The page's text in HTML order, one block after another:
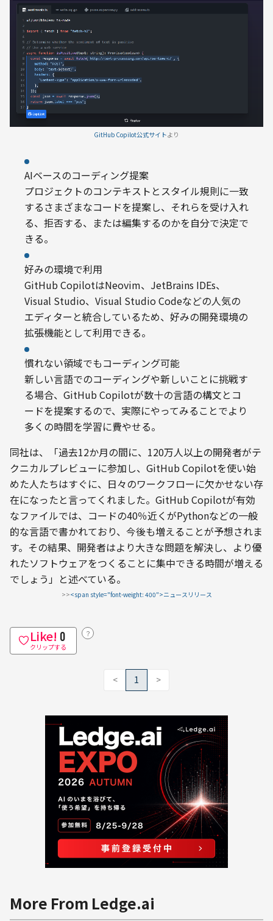
GitHub Copilot公式サイトより
AIベースのコーディング提案
プロジェクトのコンテキストとスタイル規則に一致
するさまざまなコードを提案し、それらを受け入れ
る、拒否する、または編集するのかを自分で決定で
きる。
好みの環境で利用
GitHub CopilotはNeovim、JetBrains IDEs、
Visual Studio、Visual Studio Codeなどの人気の
エディターと統合しているため、好みの開発環境の
拡張機能として利用できる。
慣れない領域でもコーディング可能
新しい言語でのコーディングや新しいことに挑戦す
る場合、GitHub Copilotが数十の言語の構文とコ
ードを提案するので、実際にやってみることでより
多くの時間を学習に費やせる。
同社は、「過去12か月の間に、120万人以上の開発者がテ
クニカルプレビューに参加し、GitHub Copilotを使い始
めた人たちはすぐに、日々のワークフローに欠かせない存
在になったと言ってくれました。GitHub Copilotが有効
なファイルでは、コードの40％近くがPythonなどの一般
的な言語で書かれており、今後も増えることが予想されま
す。その結果、開発者はより大きな問題を解決し、より優
れたソフトウェアをつくることに集中できる時間が増える
でしょう」と述べている。
>><span style="font-weight: 400">ニュースリリース
Like! 0
クリップする
？
< 1 >
More From Ledge.ai